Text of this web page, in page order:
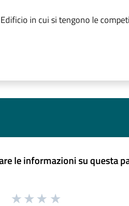
Edificio in cui si tengono le
le informazioni su questa